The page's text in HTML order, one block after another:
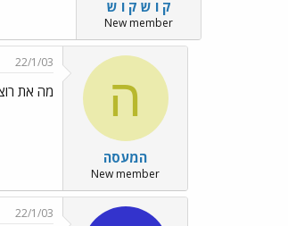
ק ו ש ק ו ש
New member
ה
המעסה
New member
22/1/03
מה את
22/1/03